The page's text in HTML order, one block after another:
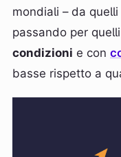
mondiali – da
passando per
condizioni e con
basse rispetto a